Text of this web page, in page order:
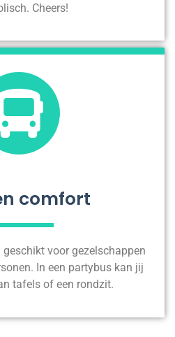
Cheers!
comfort
voor gezelschappen
In een partybus kan jij
tafels of een rondzit.